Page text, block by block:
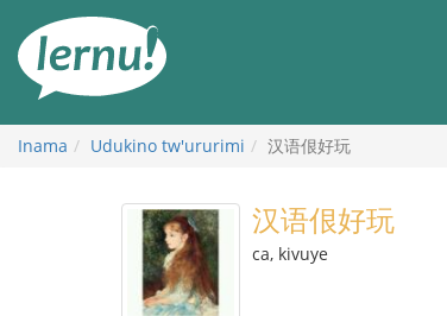
rupapuro
rw'ibirimwo
Inama Udukino tw'ururimi 汉语佷好玩
汉语佷好玩
ca, kivuye